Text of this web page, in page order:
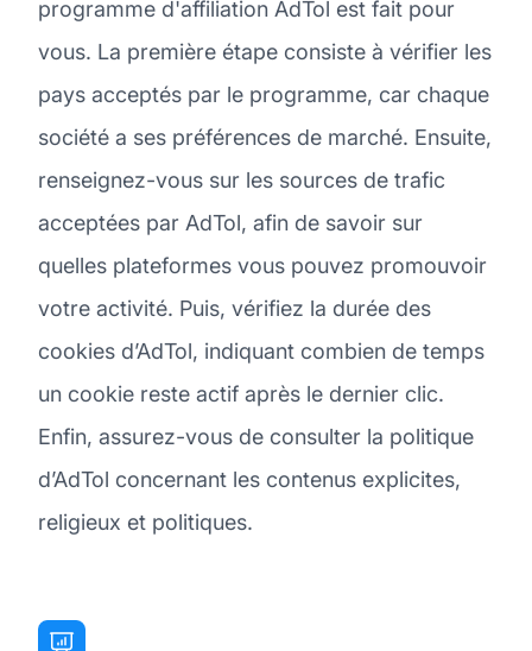
programme d'affiliation AdTol est fait pour
vous. La première étape consiste à vérifier les
pays acceptés par le programme, car chaque
société a ses préférences de marché. Ensuite,
renseignez-vous sur les sources de trafic
acceptées par AdTol, afin de savoir sur
quelles plateformes vous pouvez promouvoir
votre activité. Puis, vérifiez la durée des
cookies d’AdTol, indiquant combien de temps
un cookie reste actif après le dernier clic.
Enfin, assurez-vous de consulter la politique
d’AdTol concernant les contenus explicites,
religieux et politiques.